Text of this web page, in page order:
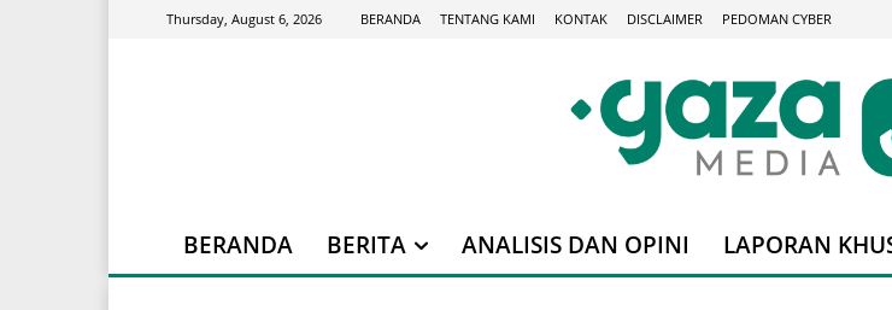
Thursday, August 6, 2026 BERANDA TENTANG KAMI KONTAK DISCLAIMER PEDOMAN CYBER
BERANDA BERITA ANALISIS DAN OPINI LAPORAN